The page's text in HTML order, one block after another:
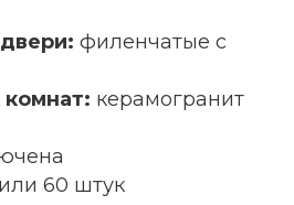
филенчатые с
керамогранит
60 штук